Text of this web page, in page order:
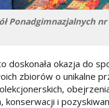
Ponadgimnazjalnych
doskonała okazja do
zbiorów o unikalne
konserwacji i